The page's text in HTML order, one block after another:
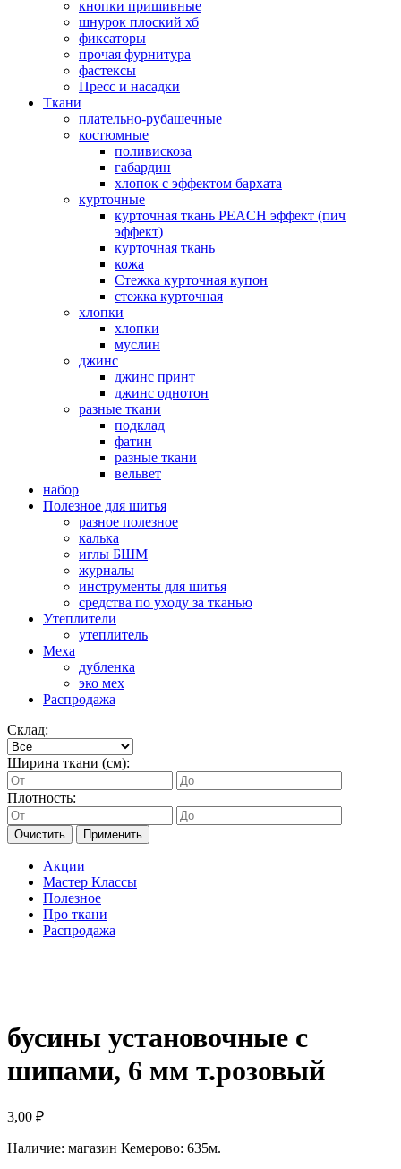
кнопки пришивные
шнурок плоский хб
фиксаторы
прочая фурнитура
фастексы
Пресс и насадки
Ткани
плательно-рубашечные
костюмные
поливискоза
габардин
хлопок с эффектом бархата
курточные
курточная ткань PEACH эффект (пич
эффект)
курточная ткань
кожа
Стежка курточная купон
стежка курточная
хлопки
хлопки
муслин
джинс
джинс принт
джинс однотон
разные ткани
подклад
фатин
разные ткани
вельвет
набор
Полезное для шитья
разное полезное
калька
иглы БШМ
журналы
инструменты для шитья
средства по уходу за тканью
Утеплители
утеплитель
Меха
дубленка
эко мех
Распродажа
Склад:
Ширина ткани (см):
Плотность:
Очистить Применить
Акции
Мастер Классы
Полезное
Про ткани
Распродажа
бусины установочные с
шипами, 6 мм т.розовый
3,00 ₽
Наличие: магазин Кемерово: 635м.